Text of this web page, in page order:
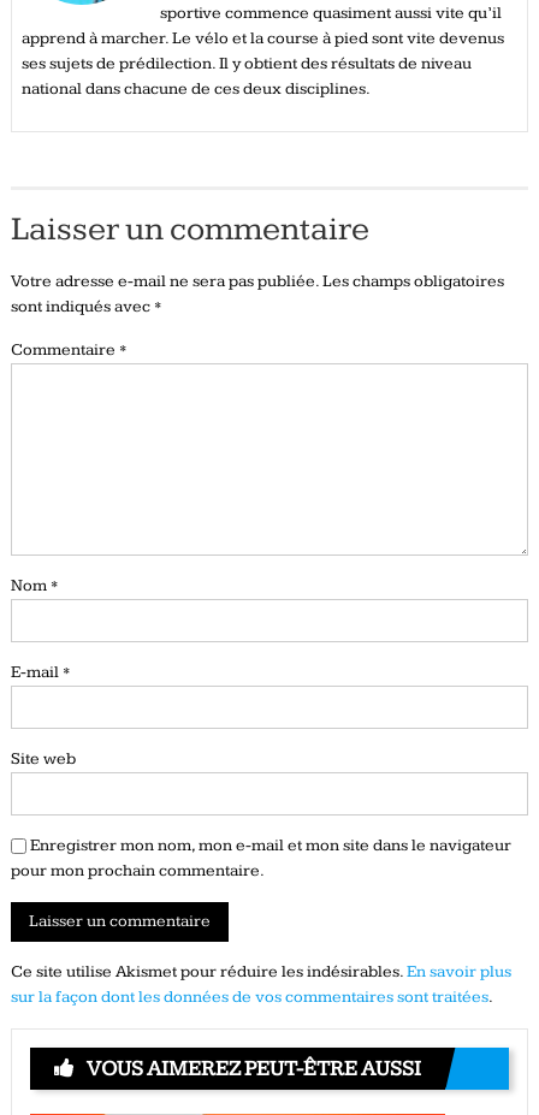
sportive commence quasiment aussi vite qu’il
apprend à marcher. Le vélo et la course à pied sont vite devenus
ses sujets de prédilection. Il y obtient des résultats de niveau
national dans chacune de ces deux disciplines.
Laisser un commentaire
Votre adresse e-mail ne sera pas publiée.Les champs obligatoires
sont indiqués avec *
Commentaire *
Nom *
E-mail *
Site web
Enregistrer mon nom, mon e-mail et mon site dans le navigateur
pour mon prochain commentaire.
Ce site utilise Akismet pour réduire les indésirables.En savoir plus
sur la façon dont les données de vos commentaires sont traitées.
VOUS AIMEREZ PEUT-ÊTRE AUSSI